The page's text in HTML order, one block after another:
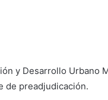
y Desarrollo
de preadjudicación.